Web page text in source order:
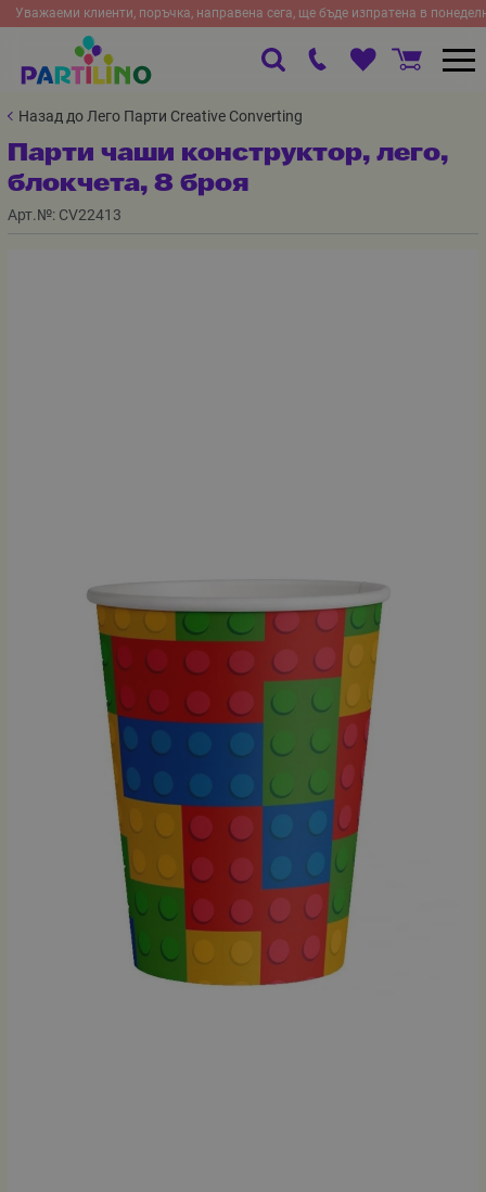
Уважаеми клиенти, поръчка, направена сега, ще бъде изпратена в
Назад до Лего Парти Creative Converting
Парти чаши конструктор, лего,
блокчета, 8 броя
Арт.№: CV22413